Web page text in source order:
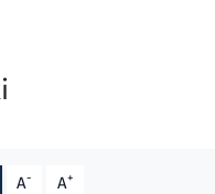
A- A+